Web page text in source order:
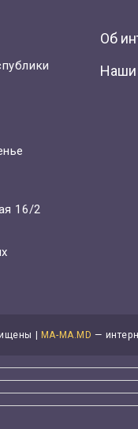
16/2
Об
Наши
| MA-MA.MD —